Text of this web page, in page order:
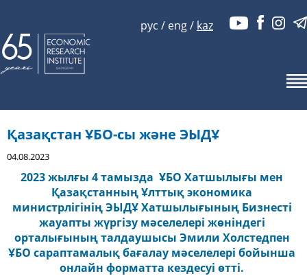
рус / eng/ kaz
Қазақстан ҰБО-сы және ЭЫДҰ
04.08.2023
2023 жылғы 4 тамызда ҰБО Хатшылығы мен
Қазақстанның Ұлттық экономика
министрлігінің ЭЫДҰ Хатшылығының Бизнесті
жауапты жүргізу мәселелері жөніндегі
орталығының талдаушысы Эмили Холстедпен
ҰБО сараптамалық бағалау мәселелері бойынша
онлайн форматта кездесуі өтті.